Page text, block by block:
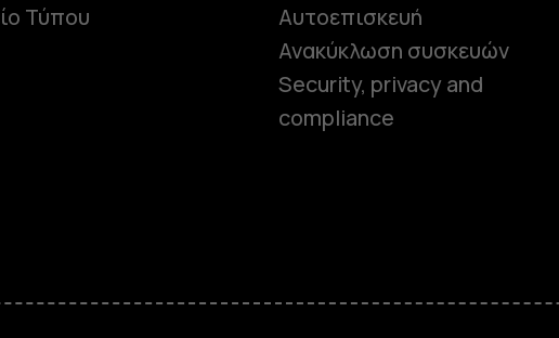
Τύπου
Αυτοεπισκευή
Ανακύκλωση συσκευών
Security, privacy and
compliance